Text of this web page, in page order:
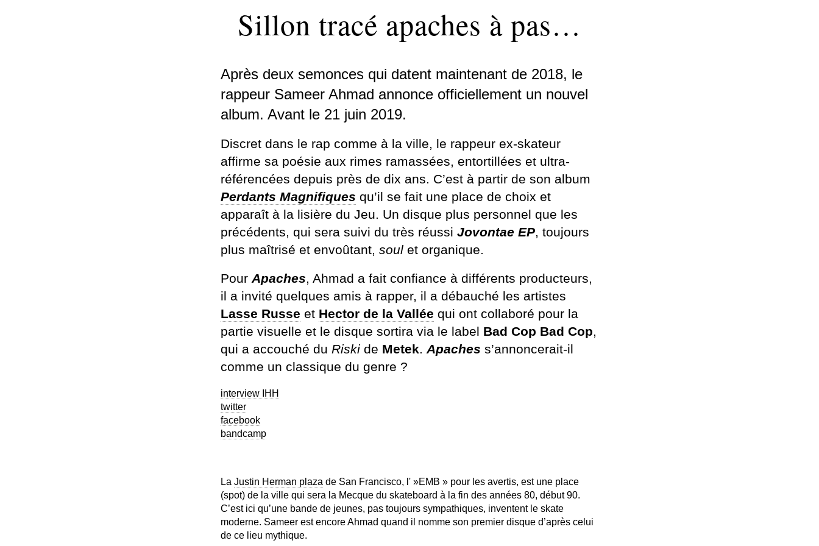
Sillon tracé apaches à pas…
Après deux semonces qui datent maintenant de 2018, le
rappeur Sameer Ahmad annonce officiellement un nouvel
album. Avant le 21 juin 2019.
Discret dans le rap comme à la ville, le rappeur ex-skateur
affirme sa poésie aux rimes ramassées, entortillées et ultra-
référencées depuis près de dix ans. C’est à partir de son album
Perdants Magnifiques qu’il se fait une place de choix et
apparaît à la lisière du Jeu. Un disque plus personnel que les
précédents, qui sera suivi du très réussi Jovontae EP, toujours
plus maîtrisé et envoûtant, soul et organique.
PourApaches, Ahmad a fait confiance à différents producteurs,
il a invité quelques amis à rapper, il a débauché les artistes
Lasse Russe et Hector de la Vallée qui ont collaboré pour la
partie visuelle et le disque sortira via le label Bad Cop Bad Cop,
qui a accouché du Riski de Metek.Apaches s’annoncerait-il
comme un classique du genre ?
interview IHH
twitter
facebook
bandcamp
La Justin Herman plaza de San Francisco, l' »EMB » pour les avertis, est une place
(spot) de la ville qui sera la Mecque du skateboard à la fin des années 80, début 90.
C’est ici qu’une bande de jeunes, pas toujours sympathiques, inventent le skate
moderne. Sameer est encore Ahmad quand il nomme son premier disque d’après celui
de ce lieu mythique.